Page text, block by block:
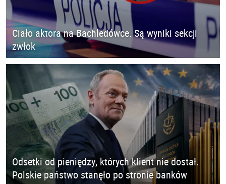
Ciało aktora na Bachledówce. Są wyniki sekcji
zwłok
Odsetki od pieniędzy, których klient nie dostał.
Polskie państwo stanęło po stronie banków